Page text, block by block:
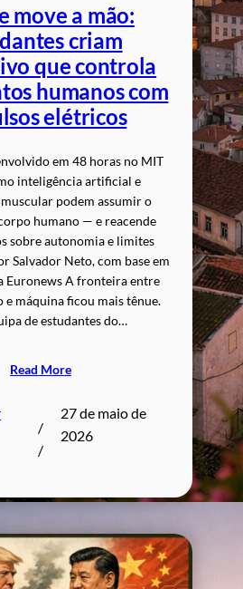
move a mão:
criam
que controla
humanos com
elétricos
em 48 horas no MIT
inteligência artificial e
podem assumir o
humano — e reacende
sobre autonomia e limites
Salvador Neto, com base em
Euronews A fronteira entre
e máquina ficou mais tênue.
de estudantes do…
Read More
/
/
27 de maio de
2026